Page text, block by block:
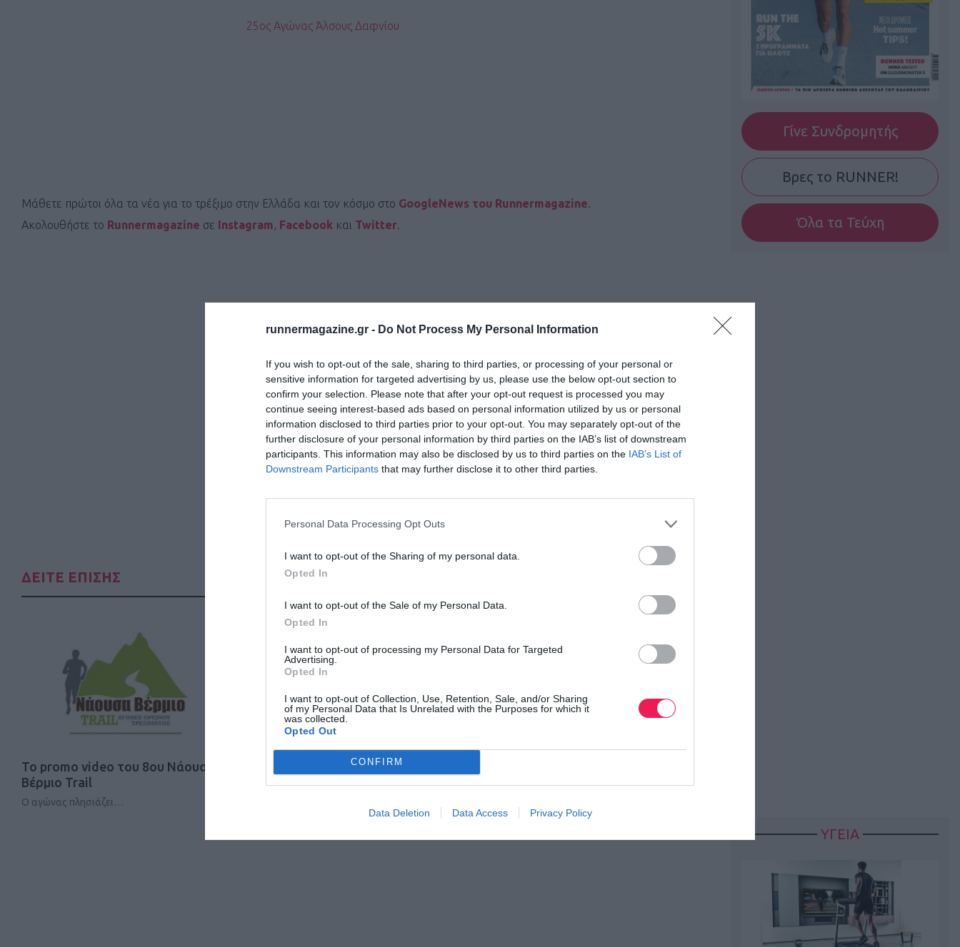
runnermagazine.gr - Do Not Process My Personal Information
If you wish to opt-out of the sale, sharing to third parties, or processing of your personal or
sensitive information for targeted advertising by us, please use the below opt-out section to
confirm your selection. Please note that after your opt-out request is processed you may
continue seeing interest-based ads based on personal information utilized by us or personal
information disclosed to third parties prior to your opt-out. You may separately opt-out of the
further disclosure of your personal information by third parties on the IAB’s list of downstream
participants. This information may also be disclosed by us to third parties on the IAB’s List of
Downstream Participants that may further disclose it to other third parties.
Personal Data Processing Opt Outs
I want to opt-out of the Sharing of my personal data.
Opted In
I want to opt-out of the Sale of my Personal Data.
Opted In
I want to opt-out of processing my Personal Data for Targeted
Advertising.
Opted In
I want to opt-out of Collection, Use, Retention, Sale, and/or Sharing
of my Personal Data that Is Unrelated with the Purposes for which it
was collected.
Opted Out
CONFIRM
Data Deletion Data Access Privacy Policy
25oς Αγώνας Άλσους Δαφνίου
Μάθετε πρώτοι όλα τα νέα για το τρέξιμο στην Ελλάδα και τον κόσμο στο GoogleNews του Runnermagazine.
Ακολουθήστε το Runnermagazine σε Instagram, Facebook και Twitter.
ΔΕΙΤΕ ΕΠΙΣΗΣ
Το promo video του 8ου Νάουσα
Βέρμιο Trail
Ο αγώνας πλησιάζει…
Αίσιο τέλος για τον Βραζιλιάνο
μαραθωνοδρόμο που είχε ε…
δρομέας;
Γίνε Συνδρομητής
Βρες το RUNNER!
Όλα τα Τεύχη
ΥΓΕΙΑ